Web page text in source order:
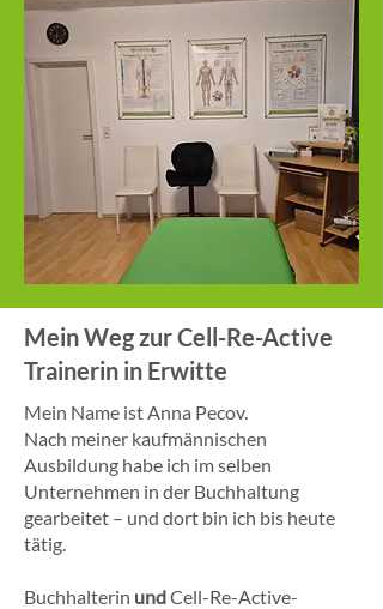
Mein Weg zur Cell-Re-Active
Trainerin in Erwitte
Mein Name ist Anna Pecov.
Nach meiner kaufmännischen
Ausbildung habe ich im selben
Unternehmen in der Buchhaltung
gearbeitet – und dort bin ich bis heute
tätig.
Buchhalterin undCell-Re-Active-